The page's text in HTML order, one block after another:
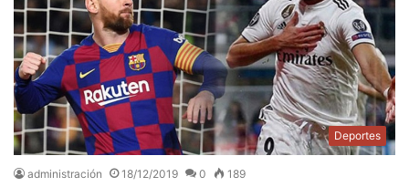
Deportes
administración 18/12/2019 0 189